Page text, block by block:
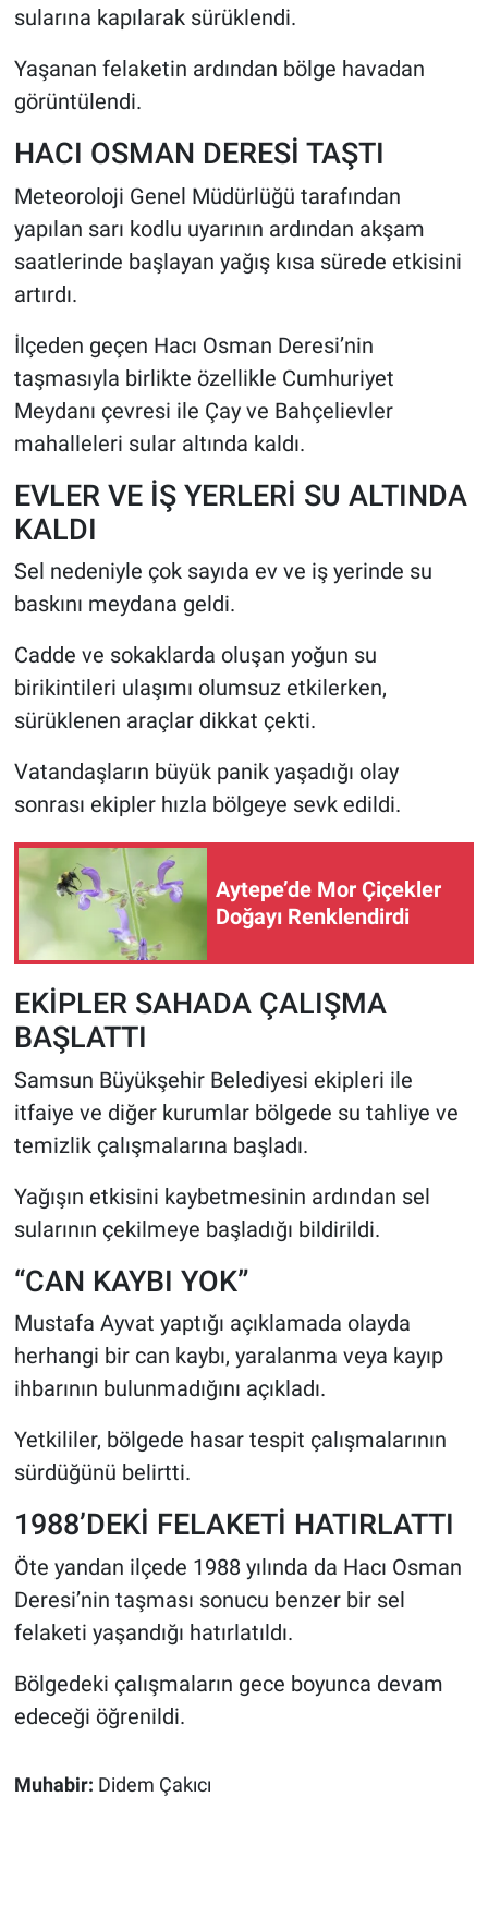
sularına kapılarak sürüklendi.
Yaşanan felaketin ardından bölge havadan
görüntülendi.
HACI OSMAN DERESİ TAŞTI
Meteoroloji Genel Müdürlüğü tarafından
yapılan sarı kodlu uyarının ardından akşam
saatlerinde başlayan yağış kısa sürede etkisini
artırdı.
İlçeden geçen Hacı Osman Deresi’nin
taşmasıyla birlikte özellikle Cumhuriyet
Meydanı çevresi ile Çay ve Bahçelievler
mahalleleri sular altında kaldı.
EVLER VE İŞ YERLERİ SU ALTINDA
KALDI
Sel nedeniyle çok sayıda ev ve iş yerinde su
baskını meydana geldi.
Cadde ve sokaklarda oluşan yoğun su
birikintileri ulaşımı olumsuz etkilerken,
sürüklenen araçlar dikkat çekti.
Vatandaşların büyük panik yaşadığı olay
sonrası ekipler hızla bölgeye sevk edildi.
Aytepe’de Mor Çiçekler
Doğayı Renklendirdi
EKİPLER SAHADA ÇALIŞMA
BAŞLATTI
Samsun Büyükşehir Belediyesi ekipleri ile
itfaiye ve diğer kurumlar bölgede su tahliye ve
temizlik çalışmalarına başladı.
Yağışın etkisini kaybetmesinin ardından sel
sularının çekilmeye başladığı bildirildi.
“CAN KAYBI YOK”
Mustafa Ayvat yaptığı açıklamada olayda
herhangi bir can kaybı, yaralanma veya kayıp
ihbarının bulunmadığını açıkladı.
Yetkililer, bölgede hasar tespit çalışmalarının
sürdüğünü belirtti.
1988’DEKİ FELAKETİ HATIRLATTI
Öte yandan ilçede 1988 yılında da Hacı Osman
Deresi’nin taşması sonucu benzer bir sel
felaketi yaşandığı hatırlatıldı.
Bölgedeki çalışmaların gece boyunca devam
edeceği öğrenildi.
Muhabir: Didem Çakıcı
HABERDE İNSAN
POLİTİKA
MAGAZİN
Bilim, Teknoloji